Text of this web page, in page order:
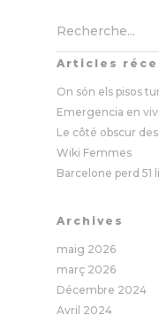
Recherche...
Articles
On són els pisos
Emergencia en
Le côté obscur des
Wiki Femmes
Barcelone perd 51
Archives
maig 2026
març 2026
Décembre 2024
Avril 2024